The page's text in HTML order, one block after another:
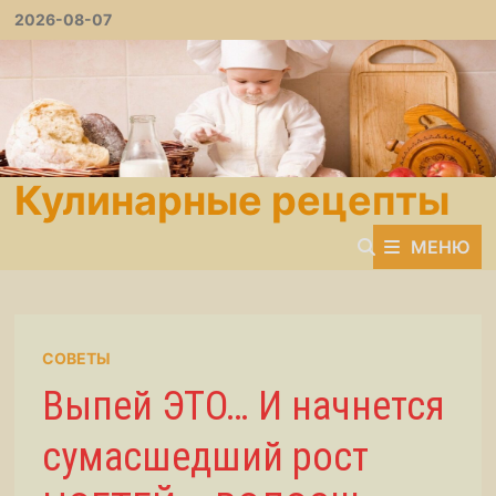
Перейти
содержимому
2026-08-07
Кулинарные рецепты
МЕНЮ
СОВЕТЫ
Выпей ЭТО… И начнется
сумасшедший рост